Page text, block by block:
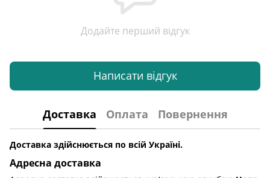
Додайте перший відгук
Написати відгук
Доставка Оплата Повернення
Доставка здійснюється по всій Україні.
Адресна доставка